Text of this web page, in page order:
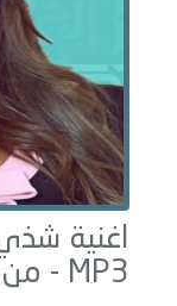
اغنية
MP3 - من البوم